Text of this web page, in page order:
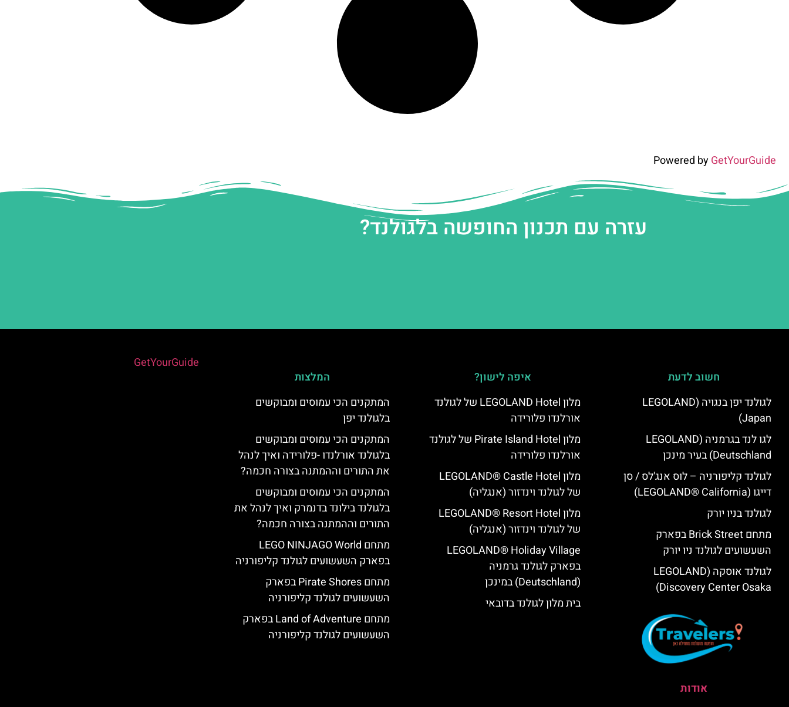
Powered byGetYourGuide
עזרה עם תכנון החופשה בלגולנד?
חשוב לדעת
לגולנד יפן בנגויה (LEGOLAND
Japan)
לגו לנד בגרמניה (LEGOLAND
Deutschland) בעיר מינכן
לגולנד קליפורניה – לוס אנג'לס / סן
דייגו (LEGOLAND® California)
לגולנד בניו יורק
מתחם Brick Street בפארק
השעשועים לגולנד ניו יורק
לגולנד אוסקה (LEGOLAND
Discovery Center Osaka)
אודות
איפה לישון?
מלון LEGOLAND Hotel של לגולנד
אורלנדו פלורידה
מלון Pirate Island Hotel של לגולנד
אורלנדו פלורידה
מלון LEGOLAND® Castle Hotel
של לגולנד וינדזור (אנגליה)
מלון LEGOLAND® Resort Hotel
של לגולנד וינדזור (אנגליה)
LEGOLAND® Holiday Village
בפארק לגולנד גרמניה
(Deutschland) במינכן
בית מלון לגולנד בדובאי
המלצות
‏המתקנים הכי עמוסים ומבוקשים
בלגולנד יפן
המתקנים הכי עמוסים ומבוקשים
בלגולנד אורלנדו -פלורידה ואיך לנהל
את התורים וההמתנה בצורה חכמה?
המתקנים הכי עמוסים ומבוקשים
בלגולנד בילונד בדנמרק ואיך לנהל את
התורים וההמתנה בצורה חכמה?
מתחם LEGO NINJAGO World
בפארק השעשועים לגולנד קליפורניה
מתחם Pirate Shores בפארק
השעשועים לגולנד קליפורניה
מתחם Land of Adventure בפארק
השעשועים לגולנד קליפורניה
GetYourGuide